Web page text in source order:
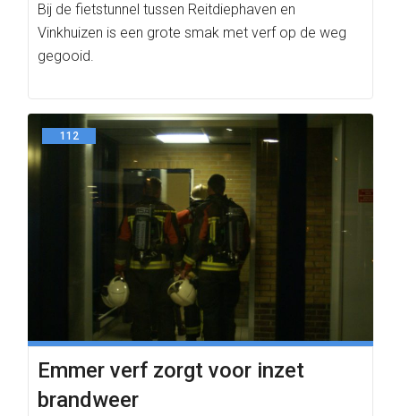
Bij de fietstunnel tussen Reitdiephaven en
Vinkhuizen is een grote smak met verf op de weg
gegooid.
112
Emmer verf zorgt voor inzet
brandweer